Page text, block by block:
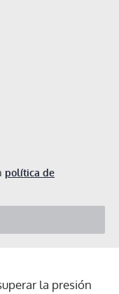
política de
la presión